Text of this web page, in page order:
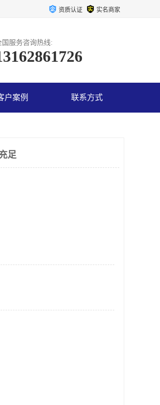
资质认证 实名商家
国服务咨询热线:
户案例 联系方式
足